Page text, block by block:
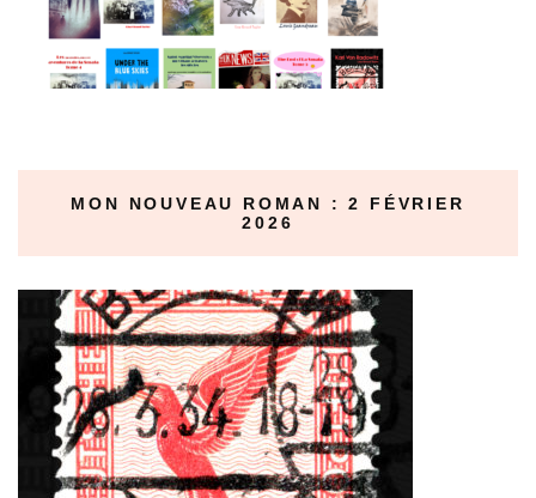
MON NOUVEAU ROMAN : 2 FÉVRIER
2026